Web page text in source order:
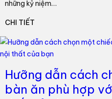
những kỷ niệm…
CHI TIẾT
Hưỡng dẫn cách
bàn ăn phù hợp